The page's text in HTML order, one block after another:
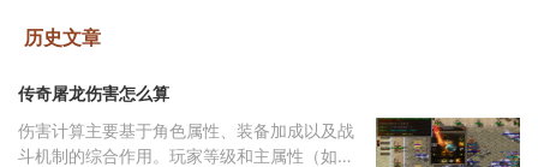
历史文章
传奇屠龙伤害怎么算
伤害计算主要基于角色属性、装备加成以及战
斗机制的综合作用。玩家等级和主属性（如力